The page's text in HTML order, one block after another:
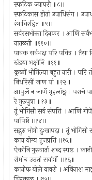
स्फटिक ज्यापरी ॥८॥
स्फटिकास होतां उपाधिसंग ।
रंगाविरहित ॥९॥
सर्वरसभोक्ता दिनकर । आणि
नातळती ॥११०॥
पावक सर्वभक्ष परि पवित्र । तैसा
खंडया भक्षोनि ॥११॥
कृष्णें भोगिल्या बहुत नारी । परि
निर्धारेंसीं जाण पां ॥१२॥
आपुलें न जाणें गृहलांछ्न । पराचे
रे गुरुपुत्रा ॥१३॥
तूं भोगिसी सर्व संपत्ति । आणि
पापिष्ठें ॥१४॥
सद्गुरु भोगी दुःखापदा । तूं
काय योग्य तुजप्रति ॥१५॥
ऐकोनि गुरुवार्ता शब्द स्पष्ट ।
रोमांच उठती सर्वांगीं ॥१६॥
कानीफ बोले यावरी । अविनाश